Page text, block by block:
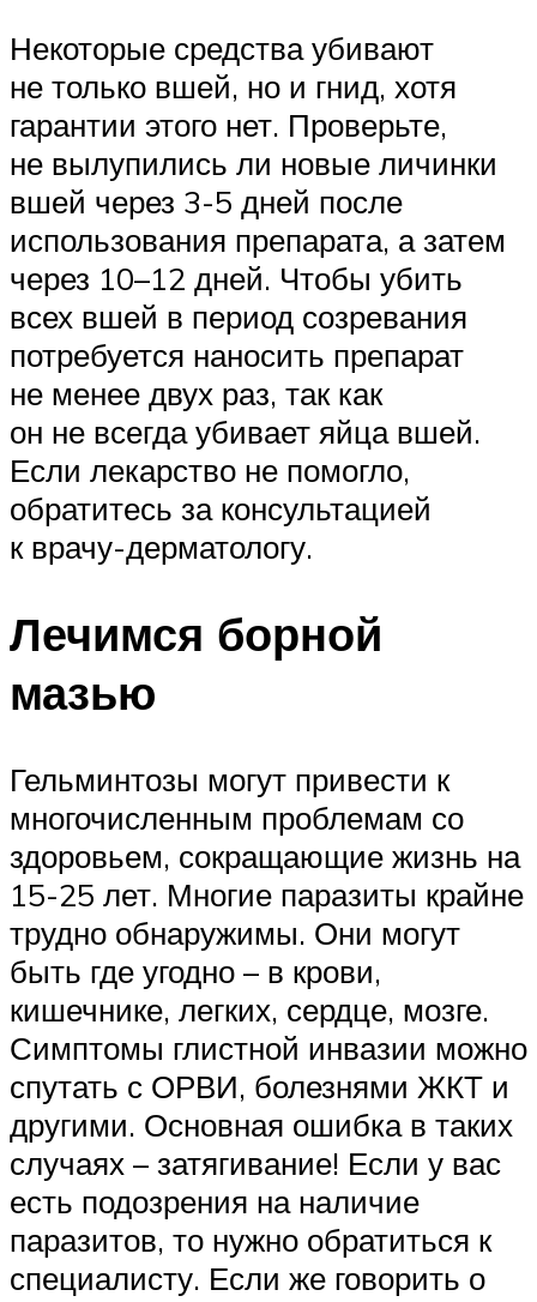
Некоторые средства убивают
не только вшей, но и гнид, хотя
гарантии этого нет. Проверьте,
не вылупились ли новые личинки
вшей через 3-5 дней после
использования препарата, а затем
через 10–12 дней. Чтобы убить
всех вшей в период созревания
потребуется наносить препарат
не менее двух раз, так как
он не всегда убивает яйца вшей.
Если лекарство не помогло,
обратитесь за консультацией
к врачу-дерматологу.
Лечимся борной
мазью
Гельминтозы могут привести к
многочисленным проблемам со
здоровьем, сокращающие жизнь на
15-25 лет. Многие паразиты крайне
трудно обнаружимы. Они могут
быть где угодно – в крови,
кишечнике, легких, сердце, мозге.
Симптомы глистной инвазии можно
спутать с ОРВИ, болезнями ЖКТ и
другими. Основная ошибка в таких
случаях – затягивание! Если у вас
есть подозрения на наличие
паразитов, то нужно обратиться к
специалисту. Если же говорить о